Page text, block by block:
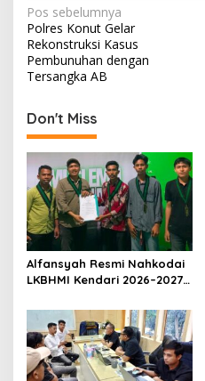
N
a
v
i
g
a
s
i
p
o
s
Pos sebelumnya
Polres Konut Gelar
Rekonstruksi Kasus
Pembunuhan dengan
Tersangka AB
Don't Miss
Alfansyah Resmi Nahkodai
LKBHMI Kendari 2026–2027,
Hukum